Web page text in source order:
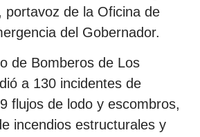
portavoz de la Oficina de
del Gobernador.
de Bomberos de Los
a 130 incidentes de
flujos de lodo y escombros,
incendios estructurales y